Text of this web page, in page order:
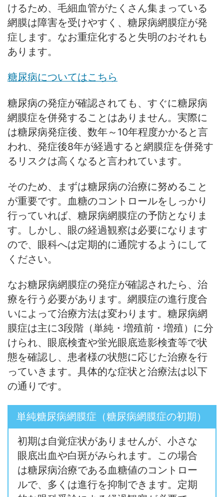
けるため、毛細血管がたくさん集まっている
網膜は障害を受けやすく、糖尿病網膜症が発
症します。なお重症化すると失明のおそれも
あります。
糖尿病についてはこちら
糖尿病の発症が確認されても、すぐに糖尿病
網膜症を併発することはありません。実際に
は糖尿病発症後、数年～10年程度かかると言
われ、発症後8年が経過すると網膜症を併発す
るリスクは高くなると言われています。
そのため、まずは糖尿病の治療に努めること
が重要です。血糖のコントロールをしっかり
行っていれば、糖尿病網膜症の予防となりま
す。しかし、眼の経過観察は必要になります
ので、眼科へは定期的に通院するようにして
ください。
なお糖尿病網膜症の発症が確認されたら、治
療を行う必要があります。網膜症の進行度合
いによって治療方法は変わります。糖尿病網
膜症は主に3段階（単純・増殖前・増殖）に分
けられ、眼底検査や蛍光眼底造影検査等で状
態を確認し、患者様の状態に応じた治療を行
っていきます。具体的な症状と治療法は以下
の通りです。
単純糖尿病網膜症（糖尿病網膜症の初期）
初期は自覚症状がありませんが、小さな
眼底出血や白斑がみられます。この場合
は糖尿病治療である血糖値のコントロー
ルで、多くは進行を抑制できます。定期